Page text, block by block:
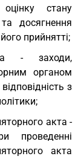
стану
досягнення
прийнятті;
- заходи,
органом
з
акта -
проведенні
акта